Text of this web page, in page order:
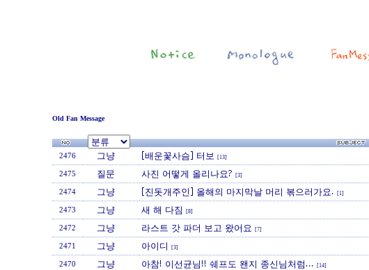
Old Fan Message
2476 그냥 [배운꽃사슴] 터보 [13]
2475 질문 사진 어떻게 올리나요? [3]
2474 그냥 [진돗개주인] 올해의 마지막날 머리 볶으러가요. [1]
2473 그냥 새 해 다짐 [8]
2472 그냥 라스트 갓 파더 보고 왔어요 [7]
2471 그냥 아이디 [3]
2470 그냥 아참! 이선균님!! 쉐프도 왠지 종신님처럼... [14]